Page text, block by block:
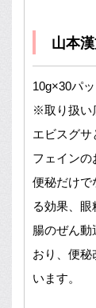
山本
10g×30パ
※取り扱い
エビスグサ
フェインの
便秘だけで
る効果、眼
腸のぜん
おり、便秘
います。